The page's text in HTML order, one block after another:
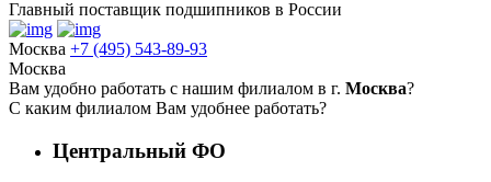
Главный поставщик подшипников в России
Москва +7 (495) 543-89-93
Москва
Вам удобно работать с нашим филиалом в г. Москва?
С каким филиалом Вам удобнее работать?
Центральный ФО